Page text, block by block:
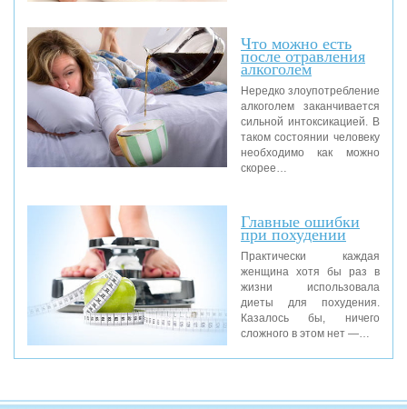
Что можно есть
после отравления
алкоголем
Нередко злоупотребление
алкоголем заканчивается
сильной интоксикацией. В
таком состоянии человеку
необходимо как можно
скорее…
Главные ошибки
при похудении
Практически каждая
женщина хотя бы раз в
жизни использовала
диеты для похудения.
Казалось бы, ничего
сложного в этом нет —…